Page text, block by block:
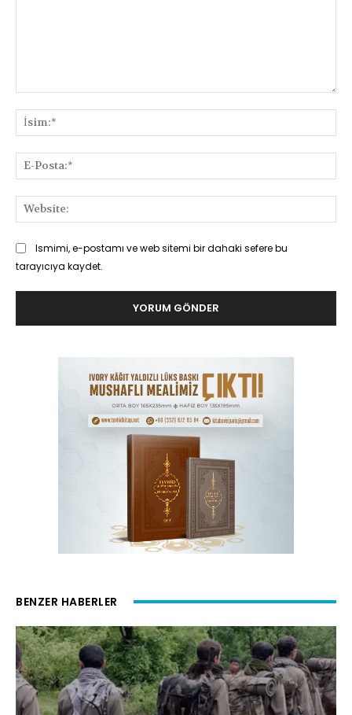
Ismimi, e-postamı ve web sitemi bir dahaki sefere bu
tarayıcıya kaydet.
BENZER HABERLER